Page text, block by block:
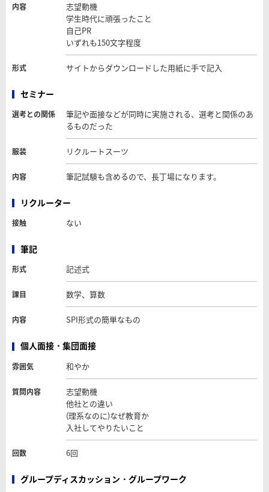
内容
志望動機
学生時代に頑張ったこと
自己PR
いずれも150文字程度
形式 サイトからダウンロードした用紙に手で記入
セミナー
選考との関係
筆記や面接などが同時に実施される、選考と関係のあ
るものだった
服装 リクルートスーツ
内容 筆記試験も含めるので、長丁場になります。
リクルーター
接触 ない
筆記
形式 記述式
課目 数学、算数
内容 SPI形式の簡単なもの
個人面接・集団面接
雰囲気 和やか
質問内容
志望動機
他社との違い
(理系なのに)なぜ教育か
入社してやりたいこと
回数 6回
グループディスカッション・グループワーク